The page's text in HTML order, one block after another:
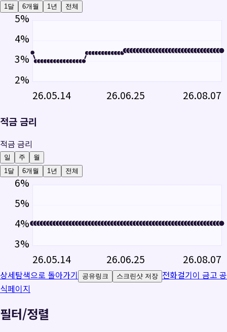
1달
6개월 1년 전체
5%
4%
3%
2%
26.05.14
26.06.25 26.08.07
적금 금리
적금 금리
일 주
월
1달
6개월 1년 전체
6%
5%
4%
3%
26.05.14 26.06.25 26.08.07
상세탐색으로 돌아가기 공유링크 스크린샷 저장 전화걸기이 금고 공
식페이지
필터/정렬